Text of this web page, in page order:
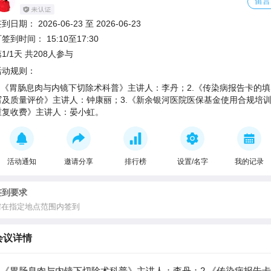
日期： 2026-06-23 至 2026-06-23
到时间： 15:10至17:30
1/1天 共208人参与
规则：
胃肠息肉与内镜下切除术科普》主讲人：李丹；2.《传染病报告卡的填
及质量评价》主讲人：钟康丽；3.《新余银河医院医保基金使用合规培
收费》主讲人：晏小虹。
活动通知 邀请分享 排行榜 设置/名字 我的记录
到要求
指定地点范围内签到
议详情